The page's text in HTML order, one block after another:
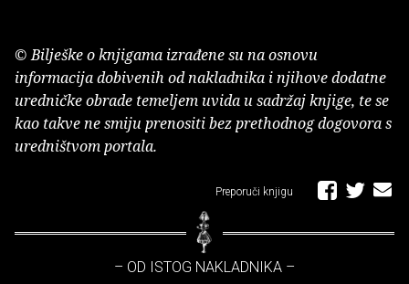
© Bilješke o knjigama izrađene su na osnovu
informacija dobivenih od nakladnika i njihove dodatne
uredničke obrade temeljem uvida u sadržaj knjige, te se
kao takve ne smiju prenositi bez prethodnog dogovora s
uredništvom portala.
Preporuči knjigu
– OD ISTOG NAKLADNIKA –